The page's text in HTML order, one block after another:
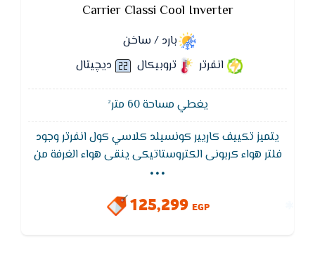
Carrier Classi Cool Inverter
بارد / ساخن
انفرتر
تروبيكال ديچيتال
يغطي مساحة 60 متر²
يتميز تكييف كاريير كونسيلد كلاسي كول انفرتر وجود
فلتر هواء كربونى الكتروستاتيكى ينقى هواء الغرفة من
الروائح والأتربة الدقيقة ويتميز تكييف كاريير وظيفة
للوحدة الداخلية لـمنع تكون الروائح والبكتيريا
...
125,299 EGP